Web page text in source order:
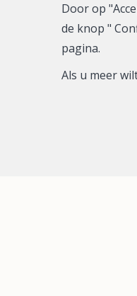
Door op
de knop "
pagina.
Als u meer